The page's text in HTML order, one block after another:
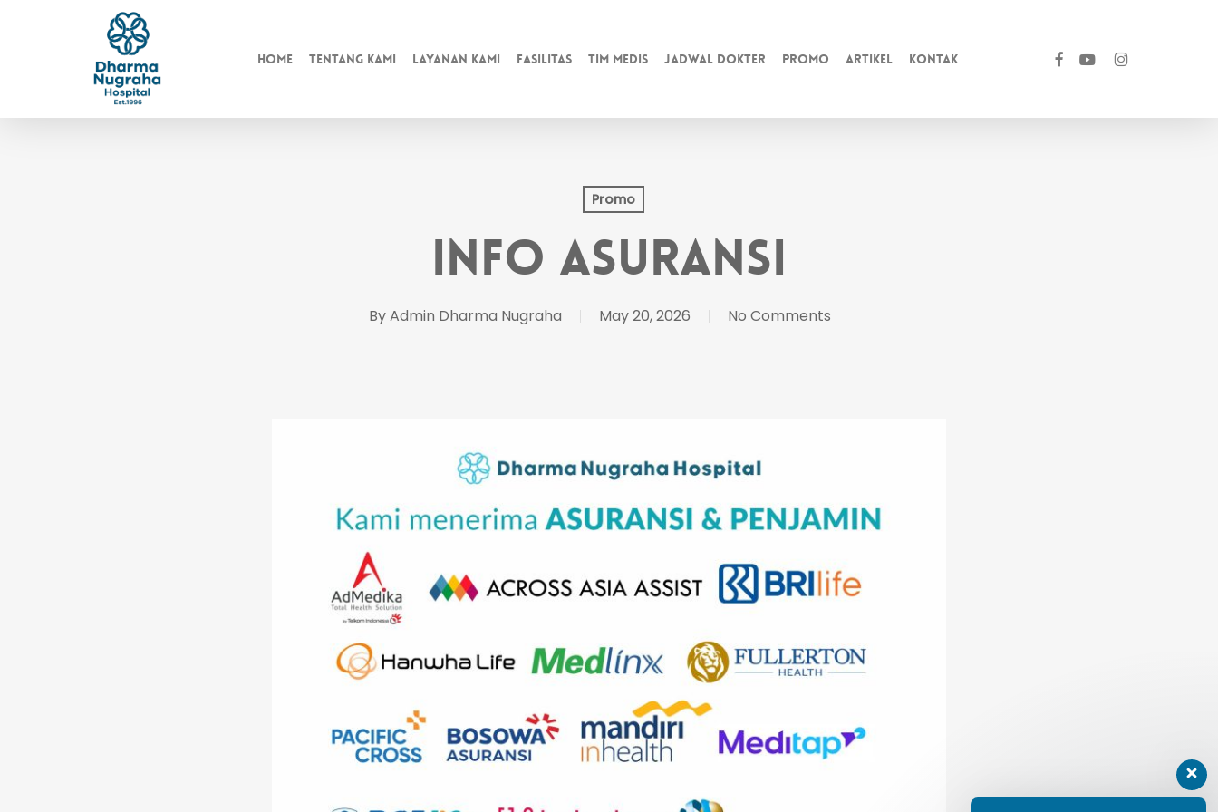
Home Tentang Kami Layanan kami Fasilitas Tim Medis Jadwal Dokter Promo Artikel Kontak facebookyoutubeinstagram
Promo
Info Asuransi
ByAdmin Dharma Nugraha May 20, 2026 No Comments